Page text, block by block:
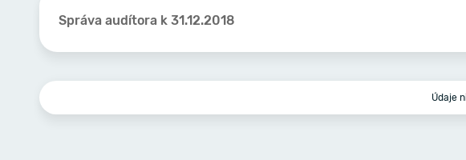
Správa audítora k 31.12.2018
Údaje